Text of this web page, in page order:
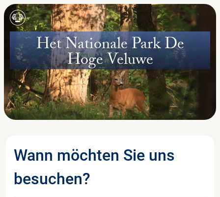
Het Nationale Park De
Hoge Veluwe
Wann möchten Sie uns
besuchen?